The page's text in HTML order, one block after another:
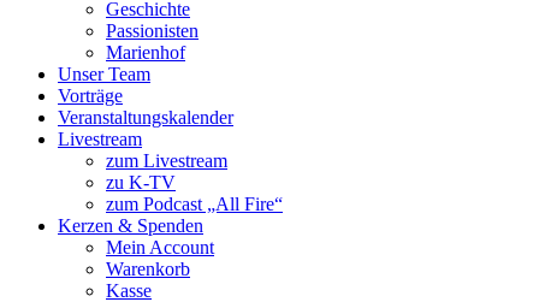
Geschichte
Passionisten
Marienhof
Unser Team
Vorträge
Veranstaltungskalender
Livestream
zum Livestream
zu K-TV
zum Podcast „All Fire“
Kerzen & Spenden
Mein Account
Warenkorb
Kasse